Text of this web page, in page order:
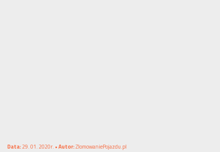
Data:29. 01. 2020r. •Autor:ZlomowaniePojazdu.pl